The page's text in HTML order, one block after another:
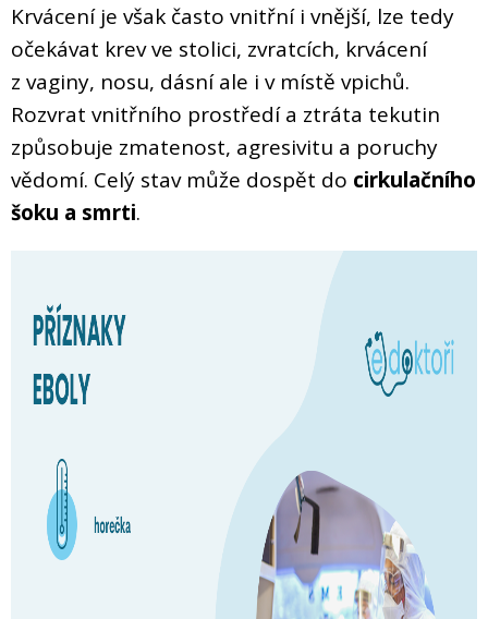
Krvácení je však často vnitřní i vnější, lze tedy
očekávat krev ve stolici, zvratcích, krvácení
z vaginy, nosu, dásní ale i v místě vpichů.
Rozvrat vnitřního prostředí a ztráta tekutin
způsobuje zmatenost, agresivitu a poruchy
vědomí. Celý stav může dospět do cirkulačního
šoku a smrti.